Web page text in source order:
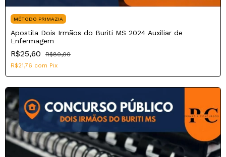
MÉTODO PRIMAZIA
Apostila Dois Irmãos do Buriti MS 2024 Auxiliar de
Enfermagem
R$25,60
R$80,00
R$21,76 com Pix